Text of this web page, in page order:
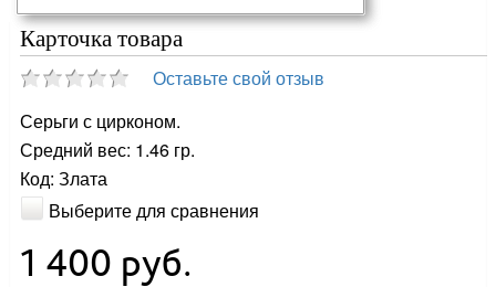
Карточка товара
Оставьте свой отзыв
Серьги с цирконом.
Средний вес: 1.46 гр.
Код: Злата
Выберите для сравнения
1 400 руб.